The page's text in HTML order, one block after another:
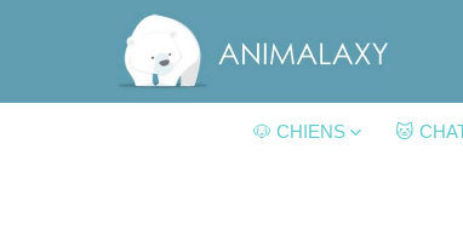
🐶 CHIENS 🐱